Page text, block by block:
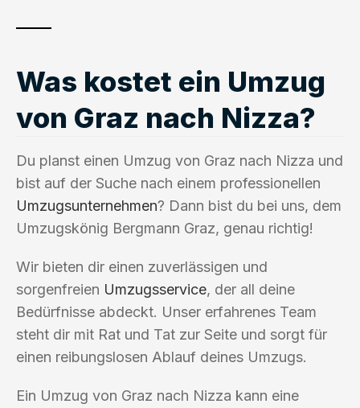
Was kostet ein Umzug
von Graz nach Nizza?
Du planst einen Umzug von Graz nach Nizza und
bist auf der Suche nach einem professionellen
Umzugsunternehmen? Dann bist du bei uns, dem
Umzugskönig Bergmann Graz, genau richtig!
Wir bieten dir einen zuverlässigen und
sorgenfreien Umzugsservice, der all deine
Bedürfnisse abdeckt. Unser erfahrenes Team
steht dir mit Rat und Tat zur Seite und sorgt für
einen reibungslosen Ablauf deines Umzugs.
Ein Umzug von Graz nach Nizza kann eine